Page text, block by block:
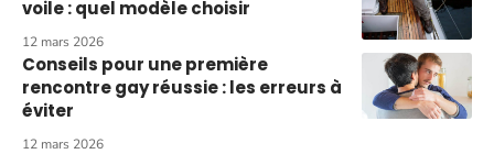
voile : quel modèle choisir
12 mars 2026
Conseils pour une première
rencontre gay réussie : les erreurs à
éviter
12 mars 2026